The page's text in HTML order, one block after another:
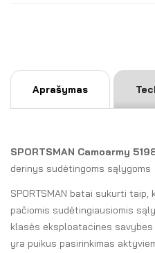
Aprašymas
SPORTSMAN Camoarmy
derinys sudėtingoms sąlygoms
SPORTSMAN batai sukurti
pačiomis sudėtingiausiomis
klasės eksploatacines
yra puikus pasirinkimas